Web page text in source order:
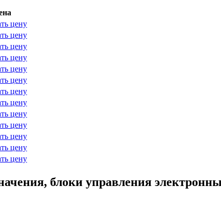
цену
цену
цену
цену
цену
цену
цену
цену
цену
цену
цену
цену
цену
блоки управления